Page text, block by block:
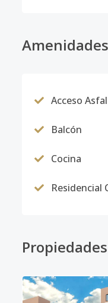
Amenidades
Acceso
Balcón
Cocina
Residencial